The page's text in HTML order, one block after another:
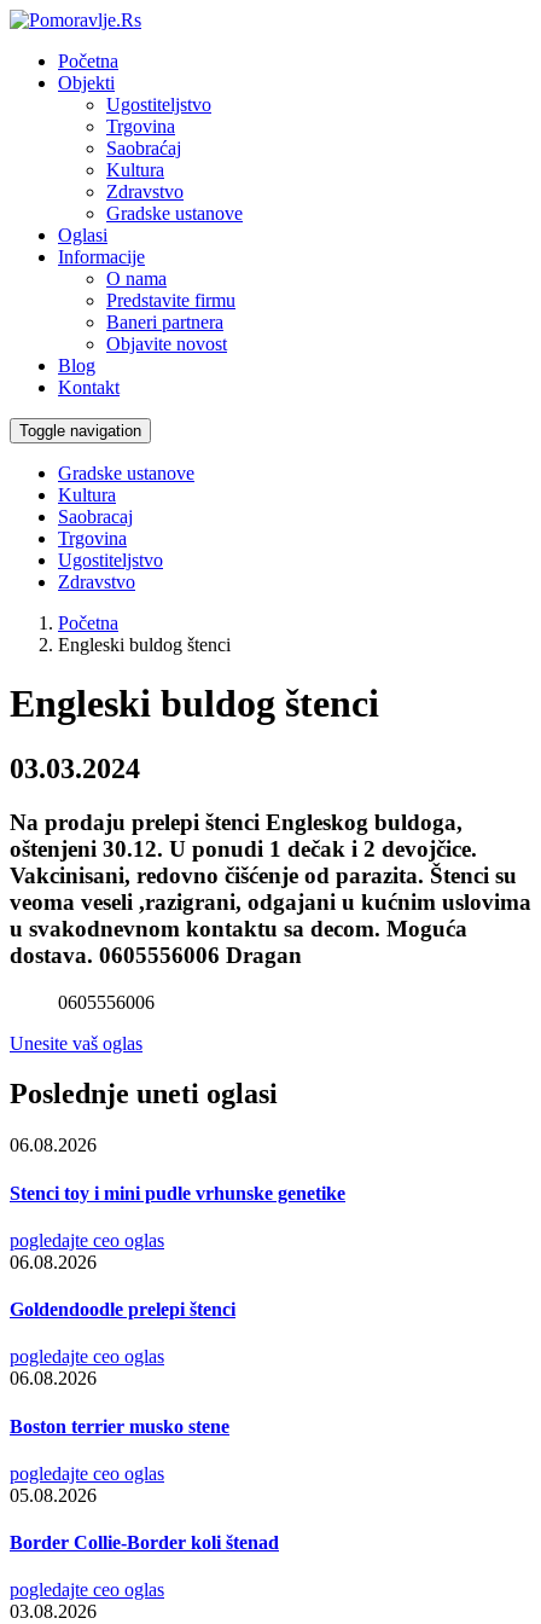
Početna
Objekti
Ugostiteljstvo
Trgovina
Saobraćaj
Kultura
Zdravstvo
Gradske ustanove
Oglasi
Informacije
O nama
Predstavite firmu
Baneri partnera
Objavite novost
Blog
Kontakt
Toggle navigation
Gradske ustanove
Kultura
Saobracaj
Trgovina
Ugostiteljstvo
Zdravstvo
Početna
Engleski buldog štenci
Engleski buldog štenci
03.03.2024
Na prodaju prelepi štenci Engleskog buldoga,
oštenjeni 30.12. U ponudi 1 dečak i 2 devojčice.
Vakcinisani, redovno čišćenje od parazita. Štenci su
veoma veseli ,razigrani, odgajani u kućnim uslovima
u svakodnevnom kontaktu sa decom. Moguća
dostava. 0605556006 Dragan
0605556006
Unesite vaš oglas
Poslednje uneti oglasi
06.08.2026
Stenci toy i mini pudle vrhunske genetike
pogledajte ceo oglas
06.08.2026
Goldendoodle prelepi štenci
pogledajte ceo oglas
06.08.2026
Boston terrier musko stene
pogledajte ceo oglas
05.08.2026
Border Collie-Border koli štenad
pogledajte ceo oglas
03.08.2026